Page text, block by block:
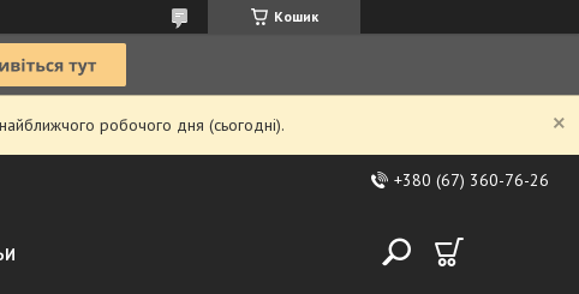
Кошик
робочого дня (сьогодні).
+380 (67) 360-76-26